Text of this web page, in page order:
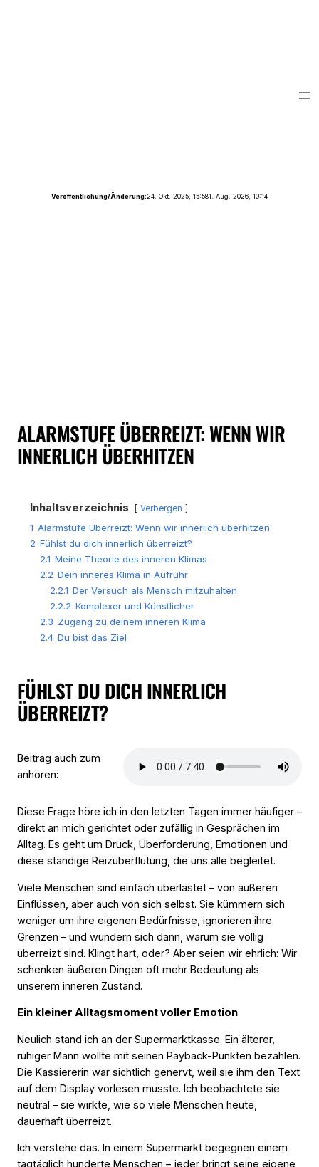
Veröffentlichung/Änderung:24. Okt. 2025, 15:581. Aug. 2026, 10:14
ALARMSTUFE ÜBERREIZT: WENN WIR
INNERLICH ÜBERHITZEN
Inhaltsverzeichnis Verbergen
1 Alarmstufe Überreizt: Wenn wir innerlich überhitzen
2 Fühlst du dich innerlich überreizt?
2.1 Meine Theorie des inneren Klimas
2.2 Dein inneres Klima in Aufruhr
2.2.1 Der Versuch als Mensch mitzuhalten
2.2.2 Komplexer und Künstlicher
2.3 Zugang zu deinem inneren Klima
2.4 Du bist das Ziel
FÜHLST DU DICH INNERLICH
ÜBERREIZT?
Beitrag auch zum
anhören:
Diese Frage höre ich in den letzten Tagen immer häufiger –
direkt an mich gerichtet oder zufällig in Gesprächen im
Alltag. Es geht um Druck, Überforderung, Emotionen und
diese ständige Reizüberflutung, die uns alle begleitet.
Viele Menschen sind einfach überlastet – von äußeren
Einflüssen, aber auch von sich selbst. Sie kümmern sich
weniger um ihre eigenen Bedürfnisse, ignorieren ihre
Grenzen – und wundern sich dann, warum sie völlig
überreizt sind. Klingt hart, oder? Aber seien wir ehrlich: Wir
schenken äußeren Dingen oft mehr Bedeutung als
unserem inneren Zustand.
Ein kleiner Alltagsmoment voller Emotion
Neulich stand ich an der Supermarktkasse. Ein älterer,
ruhiger Mann wollte mit seinen Payback-Punkten bezahlen.
Die Kassiererin war sichtlich genervt, weil sie ihm den Text
auf dem Display vorlesen musste. Ich beobachtete sie
neutral – sie wirkte, wie so viele Menschen heute,
dauerhaft überreizt.
Ich verstehe das. In einem Supermarkt begegnen einem
tagtäglich hunderte Menschen – jeder bringt seine eigene